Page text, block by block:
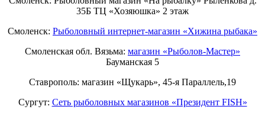
35Б ТЦ «Хозяюшка» 2 этаж
Смоленск: Рыболовный интернет-магазин «Хижина рыбака»
Смоленская обл. Вязьма: магазин «Рыболов-Мастер»
Бауманская 5
Ставрополь: магазин «Щукарь», 45-я Параллель,19
Сургут: Сеть рыболовных магазинов «Президент FISH»